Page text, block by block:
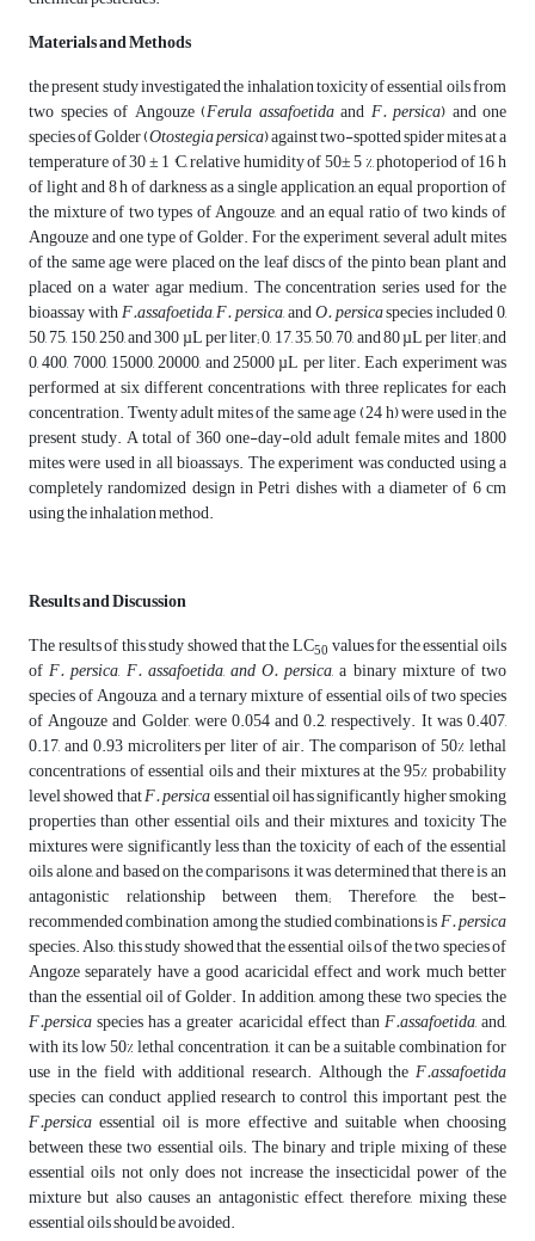
Materials and Methods
the present study investigated the inhalation toxicity of essential oils from
two species of Angouze (Ferula assafoetidaand F. persica) and one
species of Golder (Otostegia persica) against two-spotted spider mites at a
temperature of 30 ± 1 °C, relative humidity of 50± 5 %, photoperiod of 16 h
of light and 8 h of darkness as a single application, an equal proportion of
the mixture of two types of Angouze, and an equal ratio of two kinds of
Angouze and one type of Golder. For the experiment, several adult mites
of the same age were placed on the leaf discs of the pinto bean plant and
placed on a water agar medium. The concentration series used for the
bioassay withF.assafoetida,F. persica, andO. persicaspecies included 0,
50, 75, 150, 250, and 300 µL per liter; 0, 17, 35, 50, 70, and 80 µL per liter; and
0, 400, 7000, 15000, 20000, and 25000 µL per liter. Each experiment was
performed at six different concentrations, with three replicates for each
concentration. Twenty adult mites of the same age (24 h) were used in the
present study. A total of 360 one-day-old adult female mites and 1800
mites were used in all bioassays. The experiment was conducted using a
completely randomized design in Petri dishes with a diameter of 6 cm
using the inhalation method.
Results and Discussion
The results of this study showed that the LC50 values ​​for the essential oils
ofF. persica, F. assafoetida,and O. persica, a binary mixture of two
species of Angouza, and a ternary mixture of essential oils of two species
of Angouze and Golder, were 0.054 and 0.2, respectively. It was 0.407,
0.17, and 0.93 microliters per liter of air. The comparison of 50% lethal
concentrations of essential oils and their mixtures at the 95% probability
level showed thatF. persicaessential oil has significantly higher smoking
properties than other essential oils and their mixtures, and toxicity The
mixtures were significantly less than the toxicity of each of the essential
oils alone, and based on the comparisons, it was determined that there is an
antagonistic relationship between them; Therefore, the best-
recommended combination among the studied combinations isF. persica
species. Also, this study showed that the essential oils of the two species of
Angoze separately have a good acaricidal effect and work much better
than the essential oil of Golder. In addition, among these two species, the
F.persicaspecies has a greater acaricidal effect thanF.assafoetida, and,
with its low 50% lethal concentration, it can be a suitable combination for
use in the field with additional research. Although the F.assafoetida
species can conduct applied research to control this important pest, the
F.persica essential oil is more effective and suitable when choosing
between these two essential oils. The binary and triple mixing of these
essential oils not only does not increase the insecticidal power of the
mixture but also causes an antagonistic effect, therefore, mixing these
essential oils should be avoided.